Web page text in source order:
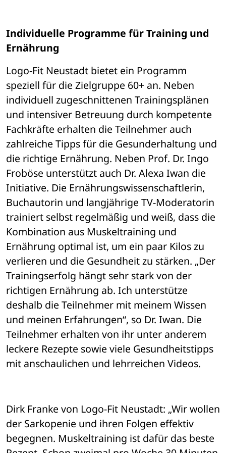
Individuelle Programme für Training und
Ernährung
Logo-Fit Neustadt bietet ein Programm
speziell für die Zielgruppe 60+ an. Neben
individuell zugeschnittenen Trainingsplänen
und intensiver Betreuung durch kompetente
Fachkräfte erhalten die Teilnehmer auch
zahlreiche Tipps für die Gesunderhaltung und
die richtige Ernährung. Neben Prof. Dr. Ingo
Froböse unterstützt auch Dr. Alexa Iwan die
Initiative. Die Ernährungswissenschaftlerin,
Buchautorin und langjährige TV-Moderatorin
trainiert selbst regelmäßig und weiß, dass die
Kombination aus Muskeltraining und
Ernährung optimal ist, um ein paar Kilos zu
verlieren und die Gesundheit zu stärken. „Der
Trainingserfolg hängt sehr stark von der
richtigen Ernährung ab. Ich unterstütze
deshalb die Teilnehmer mit meinem Wissen
und meinen Erfahrungen“, so Dr. Iwan. Die
Teilnehmer erhalten von ihr unter anderem
leckere Rezepte sowie viele Gesundheitstipps
mit anschaulichen und lehrreichen Videos.
Dirk Franke von Logo-Fit Neustadt: „Wir wollen
der Sarkopenie und ihren Folgen effektiv
begegnen. Muskeltraining ist dafür das beste